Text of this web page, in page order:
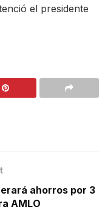
el presidente
ahorros por 3
AMLO